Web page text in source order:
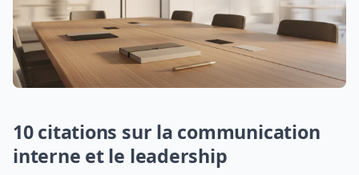
10 citations sur la communication
interne et le leadership